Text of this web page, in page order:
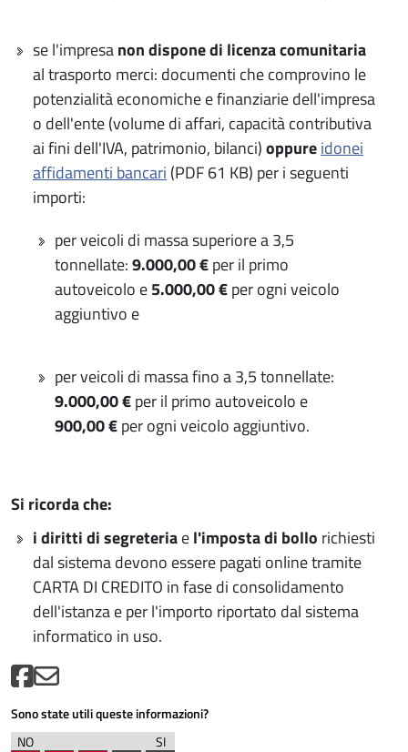
se l'impresanon dispone di licenza comunitaria
al trasporto merci: documenti che comprovino le
potenzialità economiche e finanziarie dell'impresa
o dell'ente (volume di affari, capacità contributiva
ai fini dell'IVA, patrimonio, bilanci)oppureidonei
affidamenti bancari (PDF 61 KB) per i seguenti
importi:
per veicoli di massa superiore a 3,5
tonnellate:9.000,00 €per il primo
autoveicolo e5.000,00 €per ogni veicolo
aggiuntivo e
per veicoli di massa fino a 3,5 tonnellate:
9.000,00 €per il primo autoveicolo e
900,00 €per ogni veicolo aggiuntivo.
Si ricorda che:
idiritti di segreteriael'imposta di bollo richiesti
dal sistema devono essere pagati online tramite
CARTA DI CREDITO in fase di consolidamento
dell'istanza e per l'importo riportato dal sistema
informatico in uso.
Sono state utili queste informazioni?